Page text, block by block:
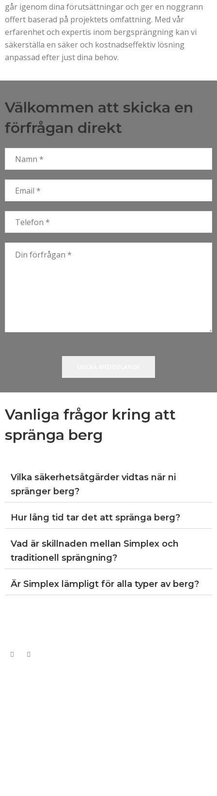
går igenom dina förutsättningar och ger en noggrann
offert baserad på projektets omfattning. Med vår
erfarenhet och expertis inom bergsprängning kan vi
säkerställa en säker och kostnadseffektiv lösning
anpassad efter just dina behov.
Välkommen att skicka en
förfrågan direkt
Vanliga frågor kring att
spränga berg
Vilka säkerhetsåtgärder vidtas när ni
spränger berg?
Hur lång tid tar det att spränga berg?
Vad är skillnaden mellan Simplex och
traditionell sprängning?
Är Simplex lämpligt för alla typer av berg?